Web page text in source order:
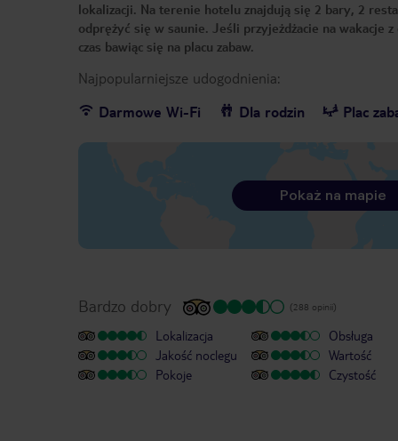
lokalizacji. Na terenie hotelu znajdują się 2 bary, 2
odprężyć się w saunie. Jeśli przyjeżdżacie na wakacje
czas bawiąc się na placu zabaw.
Najpopularniejsze udogodnienia:
Darmowe Wi-Fi
Dla rodzin Plac
Pokaż na mapie
Bardzo dobry (288 opinii)
Lokalizacja
Jakość noclegu
Pokoje
Obsługa
Wartość
Czystość